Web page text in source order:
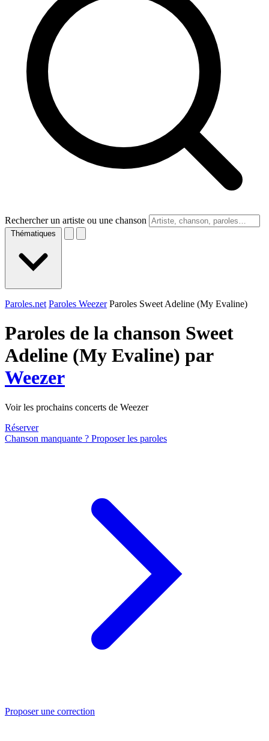
Rechercher un artiste ou une chanson
Thématiques
Paroles.net Paroles Weezer Paroles Sweet Adeline (My Evaline)
Paroles de la chanson Sweet
Adeline (My Evaline) par
Weezer
Voir les prochains concerts de Weezer
Réserver
Chanson manquante ? Proposer les paroles
Proposer une correction